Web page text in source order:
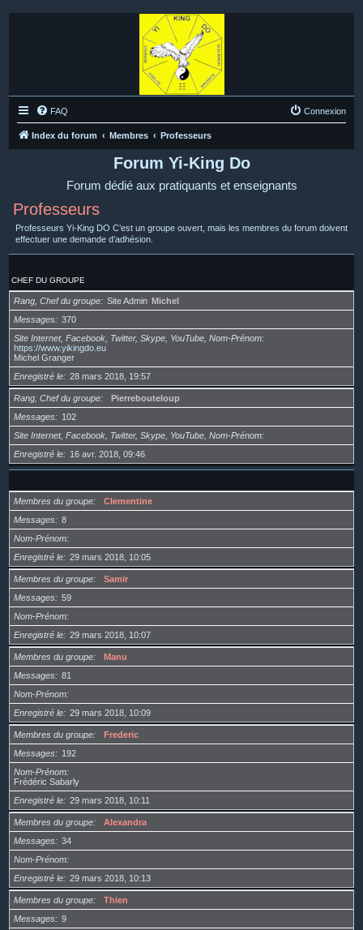
FAQ Connexion
Index du forum Membres Professeurs
Forum Yi-King Do
Forum dédié aux pratiquants et enseignants
Professeurs
Professeurs Yi-King DO C’est un groupe ouvert, mais les membres du forum doivent
effectuer une demande d’adhésion.
CHEF DU GROUPE
Rang, Chef du groupe Site Admin Michel
Messages
370
Site Internet, Facebook, Twitter, Skype, YouTube, Nom-Prénom
https://www.yikingdo.eu
Michel Granger
Enregistré le
28 mars 2018, 19:57
Rang, Chef du groupe
Pierrebouteloup
Messages
102
Site Internet, Facebook, Twitter, Skype, YouTube, Nom-Prénom
Enregistré le
16 avr. 2018, 09:46
Membres du groupe
Clementine
Messages
8
Nom-Prénom
Enregistré le
29 mars 2018, 10:05
Membres du groupe
Samir
Messages
59
Nom-Prénom
Enregistré le
29 mars 2018, 10:07
Membres du groupe
Manu
Messages
81
Nom-Prénom
Enregistré le
29 mars 2018, 10:09
Membres du groupe
Frederic
Messages
192
Nom-Prénom
Frédéric Sabarly
Enregistré le
29 mars 2018, 10:11
Membres du groupe
Alexandra
Messages
34
Nom-Prénom
Enregistré le
29 mars 2018, 10:13
Membres du groupe
Thien
Messages
9